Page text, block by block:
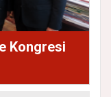
Kongresi